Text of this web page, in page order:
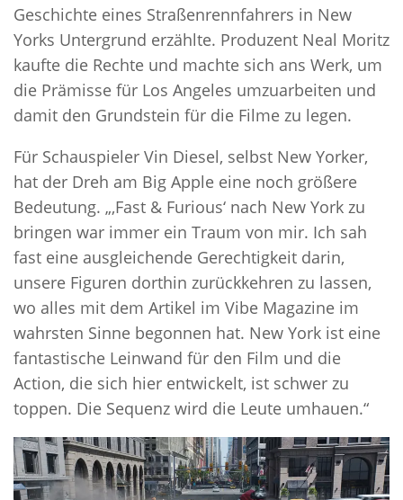
Geschichte eines Straßenrennfahrers in New
Yorks Untergrund erzählte. Produzent Neal Moritz
kaufte die Rechte und machte sich ans Werk, um
die Prämisse für Los Angeles umzuarbeiten und
damit den Grundstein für die Filme zu legen.
Für Schauspieler Vin Diesel, selbst New Yorker,
hat der Dreh am Big Apple eine noch größere
Bedeutung. „‚Fast & Furious‘ nach New York zu
bringen war immer ein Traum von mir. Ich sah
fast eine ausgleichende Gerechtigkeit darin,
unsere Figuren dorthin zurückkehren zu lassen,
wo alles mit dem Artikel im Vibe Magazine im
wahrsten Sinne begonnen hat. New York ist eine
fantastische Leinwand für den Film und die
Action, die sich hier entwickelt, ist schwer zu
toppen. Die Sequenz wird die Leute umhauen.“